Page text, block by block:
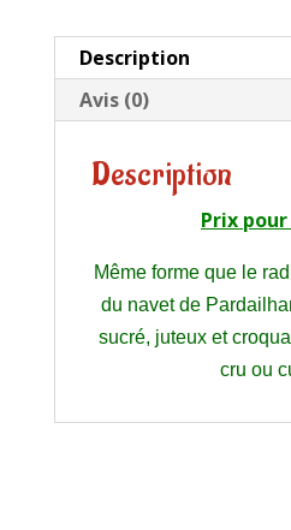
Description
Avis (0)
Description
Prix pour
Même forme que le
du navet de
sucré, juteux et
cru ou